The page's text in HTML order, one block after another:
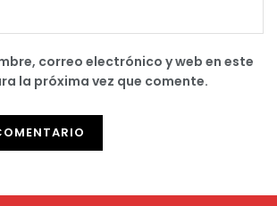
correo electrónico y web en este
la próxima vez que comente.